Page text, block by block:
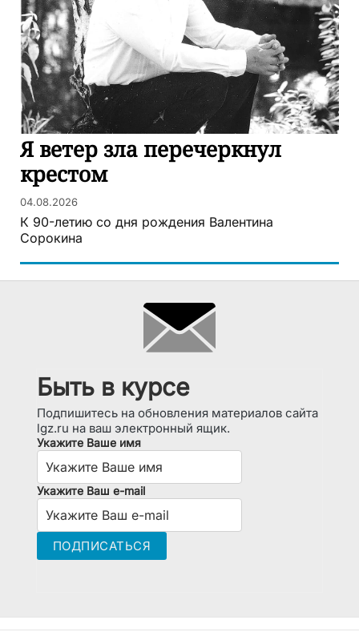
Я ветер зла перечеркнул
крестом
04.08.2026
К 90-летию со дня рождения Валентина
Сорокина
Быть в курсе
Подпишитесь на обновления материалов сайта
lgz.ru на ваш электронный ящик.
Укажите Ваше имя
Укажите Ваш e-mail